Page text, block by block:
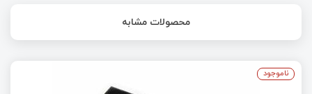
محصولات مشابه
ناموجود